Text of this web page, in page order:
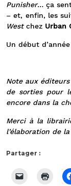
Punisher… ça
– et, enfin, les
Westchez Urban
Un début
Note aux
de sorties pour
encore dans la
Merci à la
l’élaboration de
Partager :